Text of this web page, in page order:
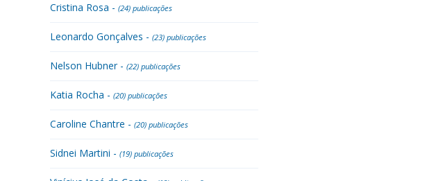
Cristina Rosa - (24) publicações
Leonardo Gonçalves - (23) publicações
Nelson Hubner - (22) publicações
Katia Rocha - (20) publicações
Caroline Chantre - (20) publicações
Sidnei Martini - (19) publicações